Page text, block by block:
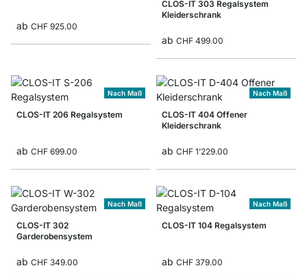
ab CHF 925.00
CLOS-IT 303 Regalsystem
Kleiderschrank
ab CHF 499.00
Nach Maß
CLOS-IT 206 Regalsystem
ab CHF 699.00
Nach Maß
CLOS-IT 404 Offener
Kleiderschrank
ab CHF 1’229.00
Nach Maß
CLOS-IT 302
Garderobensystem
ab CHF 349.00
Nach Maß
CLOS-IT 104 Regalsystem
ab CHF 379.00